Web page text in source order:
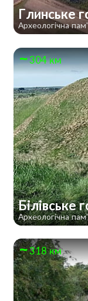
Глинське
Археологічна
304 км
Археологічна
318 км